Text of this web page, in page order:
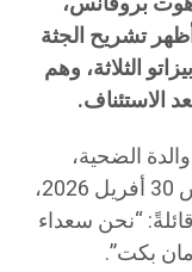
17 سبتمبر 2022. وأظهر تشريح الجثة
الثلاثة، وهم
الاستئناف.
الضحية،
لوكالة فرانس برس يوم الخميس 30 أفريل 2026،
قائلةً: “نحن سعداء
بكت”.